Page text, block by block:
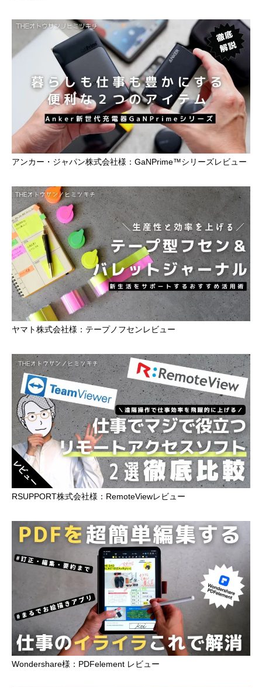
アンカー・ジャパン株式会社様：GaNPrime™️シリーズレビュー
ヤマト株式会社様：テープノフセンレビュー
RSUPPORT株式会社様：RemoteViewレビュー
Wondershare様：PDFelement レビュー